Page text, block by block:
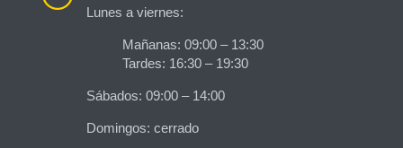
Lunes a viernes:
Mañanas: 09:00 – 13:30
Tardes: 16:30 – 19:30
Sábados: 09:00 – 14:00
Domingos: cerrado